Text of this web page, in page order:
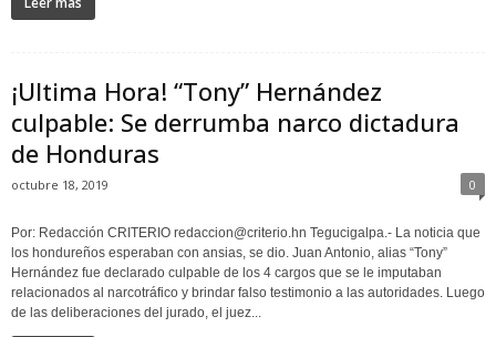
¡Ultima Hora! “Tony” Hernández
culpable: Se derrumba narco dictadura
de Honduras
octubre 18, 2019 0
Por: Redacción CRITERIO redaccion@criterio.hn Tegucigalpa.- La noticia que
los hondureños esperaban con ansias, se dio. Juan Antonio, alias “Tony”
Hernández fue declarado culpable de los 4 cargos que se le imputaban
relacionados al narcotráfico y brindar falso testimonio a las autoridades. Luego
de las deliberaciones del jurado, el juez...